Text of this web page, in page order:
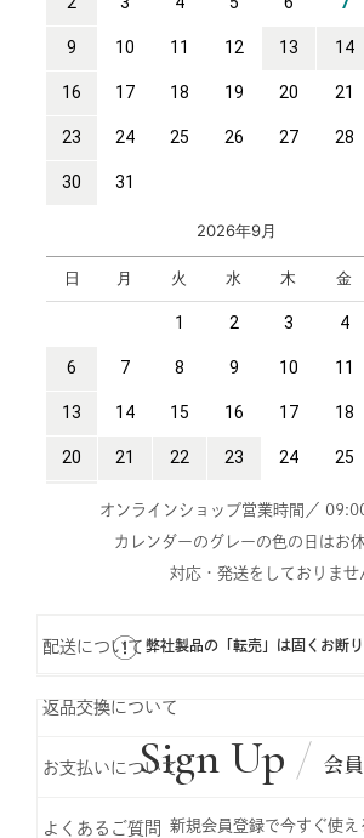
配送について
返品交換について
お支払いについて
よくあるご質問
オンラインショップ営業時間／
カレンダーのグレーの色の日はお
対応・発送をしておりませ
弊社製品の「転売」は固くお断
Sign Up 会
新規会員登録で今すぐ使え